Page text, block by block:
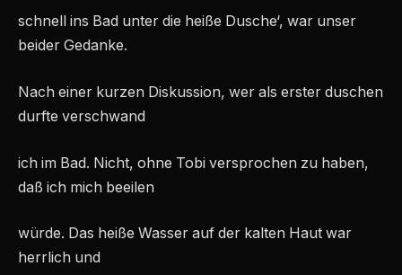
schnell ins Bad unter die heiße Dusche‘, war unser
beider Gedanke.
Nach einer kurzen Diskussion, wer als erster duschen
durfte verschwand
ich im Bad. Nicht, ohne Tobi versprochen zu haben,
daß ich mich beeilen
würde. Das heiße Wasser auf der kalten Haut war
herrlich und